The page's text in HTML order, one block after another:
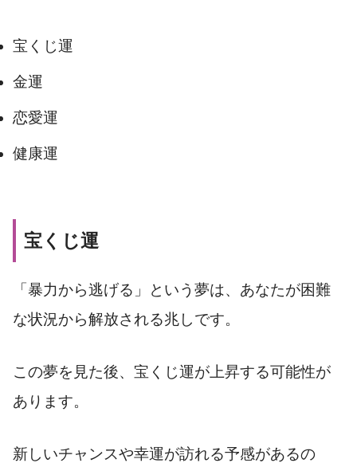
宝くじ運
金運
恋愛運
健康運
宝くじ運
「暴力から逃げる」という夢は、あなたが困難
な状況から解放される兆しです。
この夢を見た後、宝くじ運が上昇する可能性が
あります。
新しいチャンスや幸運が訪れる予感があるの